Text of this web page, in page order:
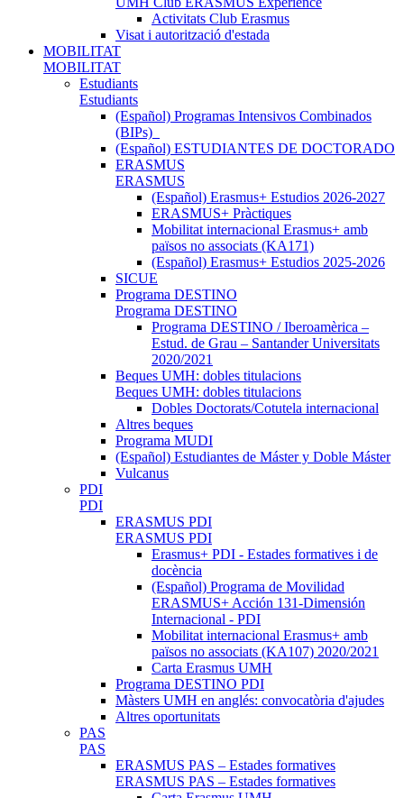
Activitats Club Erasmus
Visat i autorització d'estada
MOBILITAT
MOBILITAT
Estudiants
Estudiants
(Español) Programas Intensivos Combinados
(BIPs)_
(Español) ESTUDIANTES DE DOCTORADO
ERASMUS
ERASMUS
(Español) Erasmus+ Estudios 2026-2027
ERASMUS+ Pràctiques
Mobilitat internacional Erasmus+ amb
països no associats (KA171)
(Español) Erasmus+ Estudios 2025-2026
SICUE
Programa DESTINO
Programa DESTINO
Programa DESTINO / Iberoamèrica –
Estud. de Grau – Santander Universitats
2020/2021
Beques UMH: dobles titulacions
Beques UMH: dobles titulacions
Dobles Doctorats/Cotutela internacional
Altres beques
Programa MUDI
(Español) Estudiantes de Máster y Doble Máster
Vulcanus
PDI
PDI
ERASMUS PDI
ERASMUS PDI
Erasmus+ PDI - Estades formatives i de
docència
(Español) Programa de Movilidad
ERASMUS+ Acción 131-Dimensión
Internacional - PDI
Mobilitat internacional Erasmus+ amb
països no associats (KA107) 2020/2021
Carta Erasmus UMH
Programa DESTINO PDI
Màsters UMH en anglés: convocatòria d'ajudes
Altres oportunitats
PAS
PAS
ERASMUS PAS – Estades formatives
ERASMUS PAS – Estades formatives